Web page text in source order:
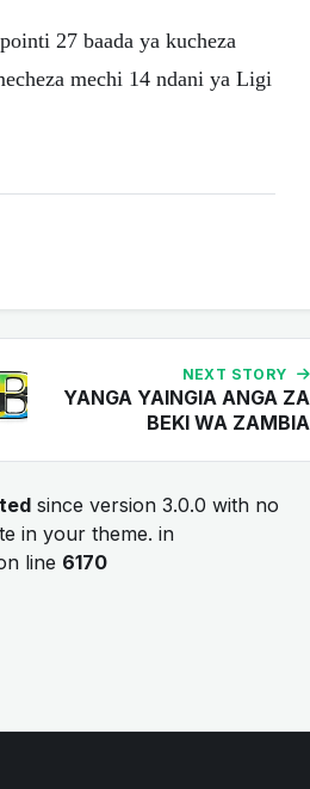
27 baada ya kucheza
mechi 14 ndani ya Ligi
NEXT STORY
YANGA YAINGIA ANGA ZA
BEKI WA ZAMBIA
since version 3.0.0 with no
in your theme. in
line 6170